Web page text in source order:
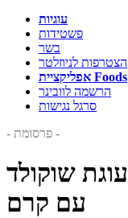
עוגיות
פשטידות
בשר
הצטרפות לניוזלטר
אפליקציית Foods
הרשמה לוובינר
סרגל נגישות
- פרסומת -
עוגת שוקולד
עם קרם